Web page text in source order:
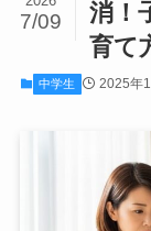
消！
育て
7/09
中学生 2025年